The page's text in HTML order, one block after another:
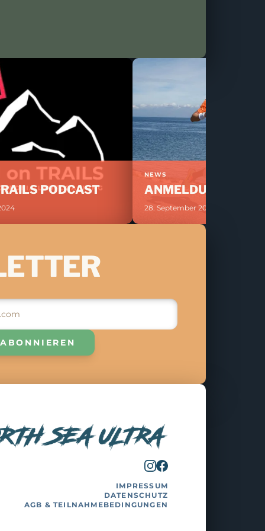
PODCAST
NEWS
ANMELDUNG
28. September 2024
IMPRESSUM
DATENSCHUTZ
AGB & TEILNAHMEBEDINGUNGEN